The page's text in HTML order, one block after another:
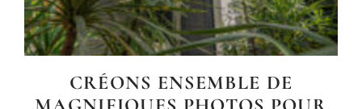
CRÉONS ENSEMBLE DE